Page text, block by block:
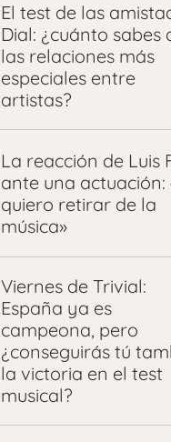
El test de las
Dial: ¿cuánto sabes
las relaciones más
especiales entre
artistas?
La reacción de Luis
ante una actuación:
quiero retirar de la
música»
Viernes de Trivial:
España ya es
campeona, pero
¿conseguirás tú
la victoria en el test
musical?